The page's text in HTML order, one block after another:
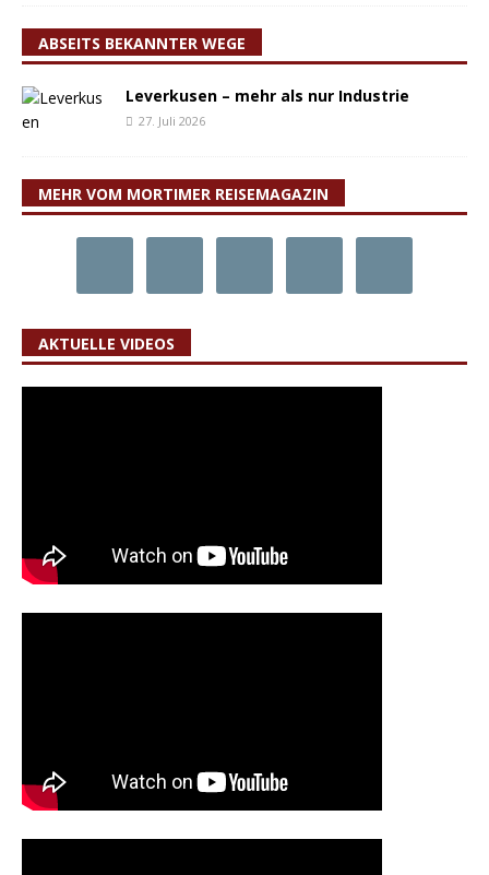
ABSEITS BEKANNTER WEGE
Leverkusen – mehr als nur Industrie
27. Juli 2026
MEHR VOM MORTIMER REISEMAGAZIN
AKTUELLE VIDEOS